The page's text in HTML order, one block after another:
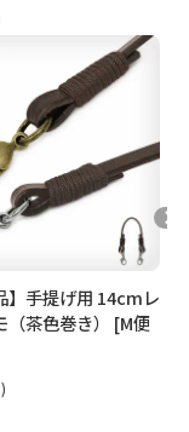
料無料になります。
ければ手提げ用のチェ
簡単なので、バッグ
付けると、金具が破損
承ください。
アンティークゴールド
】手提げ用 14cmレ
（茶色巻き） [M便